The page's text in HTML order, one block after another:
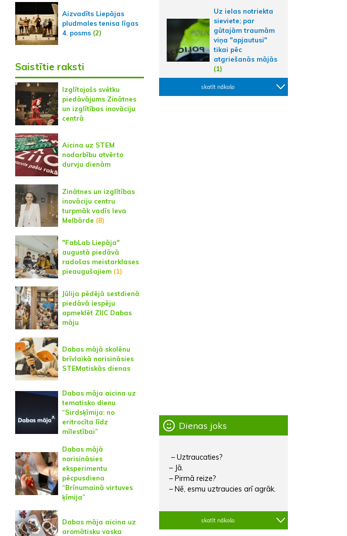
Aizvadīts Liepājas
pludmales tenisa līgas
4. posms(2)
Saistītie raksti
Izglītojošs svētku
piedāvājums Zinātnes
un izglītības inovāciju
centrā
Aicina uz STEM
nodarbību atvērto
durvju dienām
Zinātnes un izglītības
inovāciju centru
turpmāk vadīs Ieva
Melbārde (8)
"FabLab Liepāja"
augustā piedāvā
radošas meistarklases
pieaugušajiem (1)
Jūlija pēdējā sestdienā
piedāvā iespēju
apmeklēt ZIIC Dabas
māju
Dabas mājā skolēnu
brīvlaikā norisināsies
STEMatiskās dienas
Dabas māja aicina uz
tematisko dienu
“Sirdsķīmija: no
eritrocīta līdz
mīlestībai”
Dabas mājā
norisināsies
eksperimentu
pēcpusdiena
“Brīnumainā virtuves
ķīmija”
Dabas māja aicina uz
aromātisku vaska
Uz ielas notriekta
sieviete; par
gūtajām traumām
viņa "apjautusi"
tikai pēc
atgriešanās mājās
(1)
skatīt nākošo
Dienas joks
– Uztraucaties?
– Jā.
– Pirmā reize?
– Nē, esmu uztraucies arī agrāk.
skatīt nākošo